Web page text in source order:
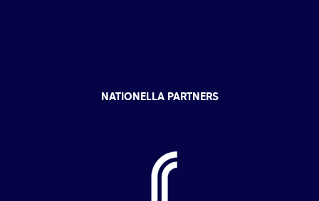
NATIONELLA PARTNERS